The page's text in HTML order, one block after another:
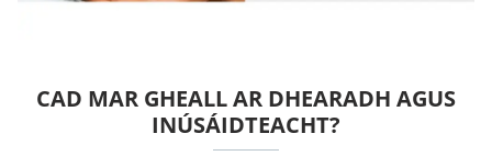
CAD MAR GHEALL AR DHEARADH AGUS
INÚSÁIDTEACHT?